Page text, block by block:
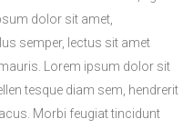
dolor sit amet,
semper, lectus sit amet
Lorem ipsum dolor sit
tesque diam sem, hendrerit
Morbi feugiat tincidunt